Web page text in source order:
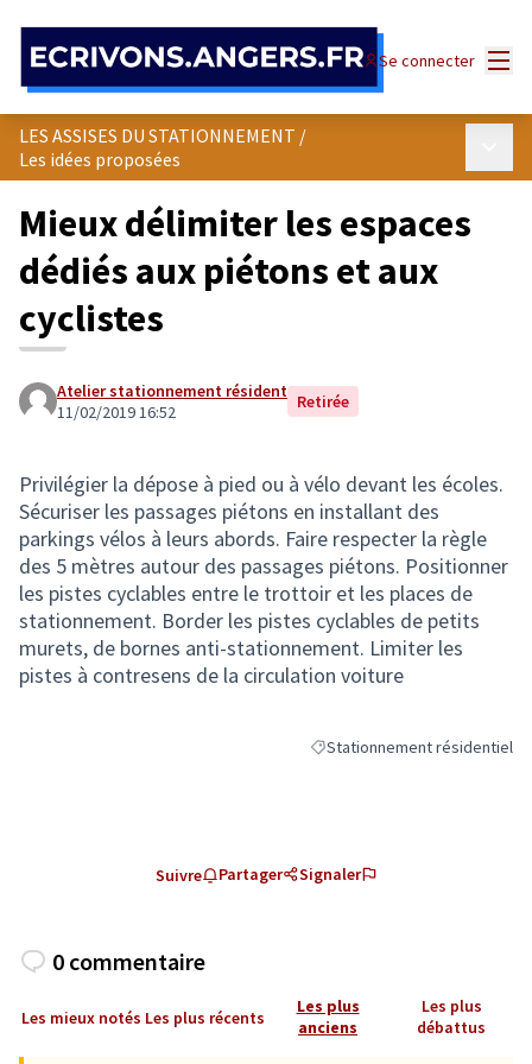
Se connecter
LES ASSISES DU STATIONNEMENT /
Les idées proposées
Mieux délimiter les espaces
dédiés aux piétons et aux
cyclistes
Atelier stationnement résident
11/02/2019 16:52
Retirée
Privilégier la dépose à pied ou à vélo devant les écoles.
Sécuriser les passages piétons en installant des
parkings vélos à leurs abords. Faire respecter la règle
des 5 mètres autour des passages piétons. Positionner
les pistes cyclables entre le trottoir et les places de
stationnement. Border les pistes cyclables de petits
murets, de bornes anti-stationnement. Limiter les
pistes à contresens de la circulation voiture
Filtrer les résultats de la
Stationnement résidentiel
Suivre Partager Signaler
0 commentaire
Les mieux notés Les plus récents
Les plus
anciens
Les plus
débattus